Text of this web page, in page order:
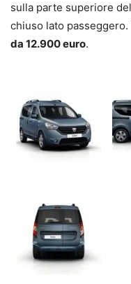
sulla parte superiore
chiuso lato passeggero.
da 12.900 euro.